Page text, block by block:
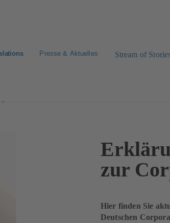
Presse & Aktuelles Stream of
zur
Hier finden Sie
Deutschen